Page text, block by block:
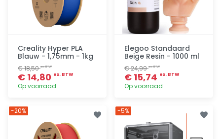
Creality Hyper PLA
Blauw - 1,75mm - 1kg
€ 18,50ex. BTW
€ 14,80 ex. BTW
Op voorraad
Elegoo Standaard
Beige Resin - 1000 ml
€ 24,99ex. BTW
€ 15,74 ex. BTW
Op voorraad
-20% -5%